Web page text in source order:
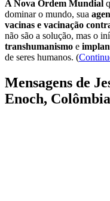
A Nova Ordem Mundial
dominar o mundo, sua
vacinas e vacinação
não são a solução, mas o
transhumanismo e
de seres humanos. (
Mensagens de
Enoch, Colômbia